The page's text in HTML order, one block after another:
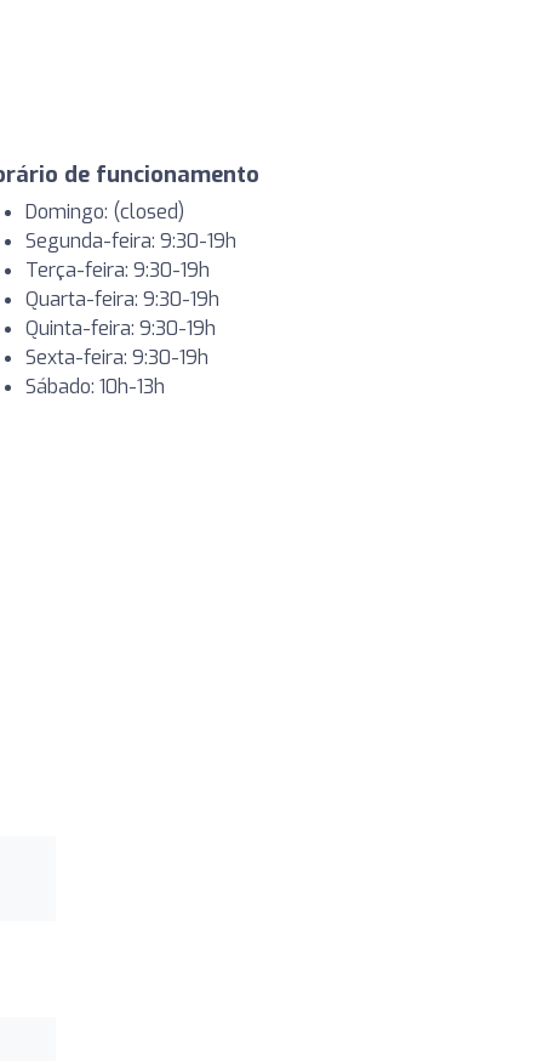
de funcionamento
Domingo: (closed)
Segunda-feira: 9:30-19h
Terça-feira: 9:30-19h
Quarta-feira: 9:30-19h
Quinta-feira: 9:30-19h
Sexta-feira: 9:30-19h
Sábado: 10h-13h